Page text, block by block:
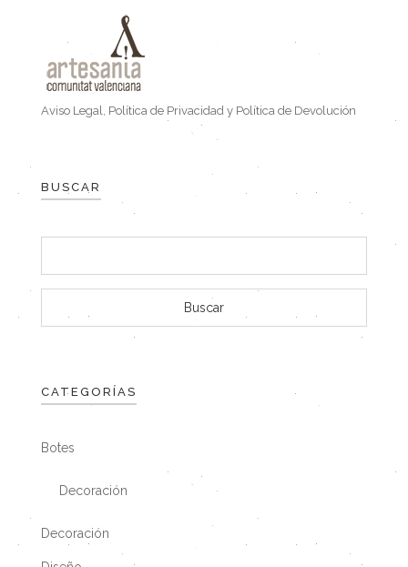
Aviso Legal, Política de Privacidad y Política de Devolución
BUSCAR
CATEGORÍAS
Botes
Decoración
Decoración